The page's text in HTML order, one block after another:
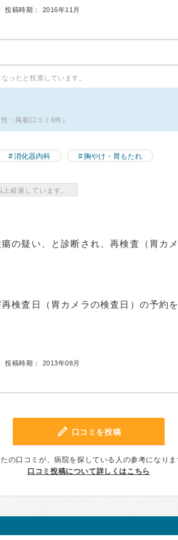
投稿時期： 2016年11月
ったと投票しています。
・掲載口コミ6件）
消化器内科 胸やけ・胃もたれ
経過しています。
の疑い、と診断され、再検査（胃カ
検査日（胃カメラの検査日）の予約
投稿時期： 2013年08月
口コミを投稿
の口コミが、病院を探している人の参考になりま
口コミ投稿について詳しくはこちら